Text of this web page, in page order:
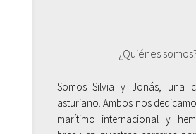
¿Quiénes somos?
Somos Silvia y Jonás, una
asturiano. Ambos nos
marítimo internacional y